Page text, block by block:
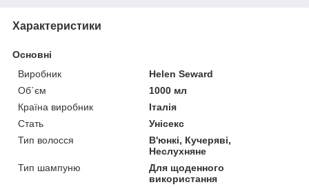
Характеристики
Основні
Виробник
Helen Seward
Об`єм
1000 мл
Країна виробник
Італія
Стать
Унісекс
Тип волосся
В'юнкі, Кучеряві,
Неслухняне
Тип шампуню
Для щоденного
використання